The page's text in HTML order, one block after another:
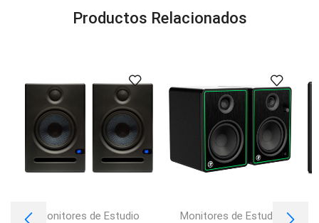
Productos Relacionados
Monitores de Estudio
Monitores de Estudio